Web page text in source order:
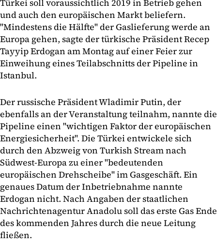
Türkei soll voraussichtlich 2019 in Betrieb gehen
und auch den europäischen Markt beliefern.
"Mindestens die Hälfte" der Gaslieferung werde an
Europa gehen, sagte der türkische Präsident Recep
Tayyip Erdogan am Montag auf einer Feier zur
Einweihung eines Teilabschnitts der Pipeline in
Istanbul.
Der russische Präsident Wladimir Putin, der
ebenfalls an der Veranstaltung teilnahm, nannte die
Pipeline einen "wichtigen Faktor der europäischen
Energiesicherheit". Die Türkei entwickele sich
durch den Abzweig von Turkish Stream nach
Südwest-Europa zu einer "bedeutenden
europäischen Drehscheibe" im Gasgeschäft. Ein
genaues Datum der Inbetriebnahme nannte
Erdogan nicht. Nach Angaben der staatlichen
Nachrichtenagentur Anadolu soll das erste Gas Ende
des kommenden Jahres durch die neue Leitung
fließen.